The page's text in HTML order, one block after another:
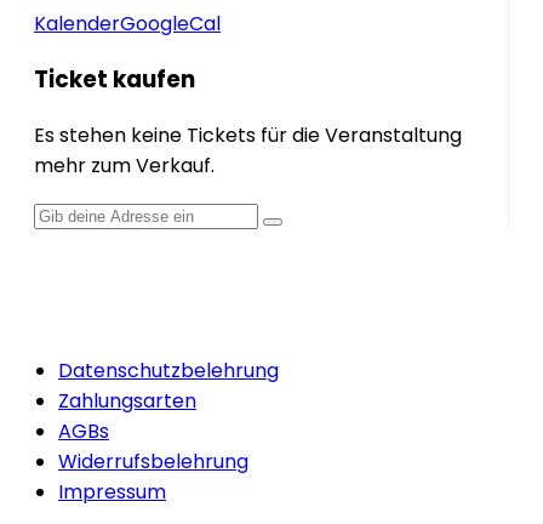
KalenderGoogleCal
Ticket kaufen
Es stehen keine Tickets für die Veranstaltung
mehr zum Verkauf.
Datenschutzbelehrung
Zahlungsarten
AGBs
Widerrufsbelehrung
Impressum